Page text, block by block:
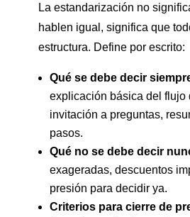
La estandarización no
hablen igual, significa que
estructura. Define por escrito:
Qué se debe decir
explicación básica del flujo
invitación a preguntas,
pasos.
Qué no se debe decir
exageradas, descuentos
presión para decidir ya.
Criterios para cierre de